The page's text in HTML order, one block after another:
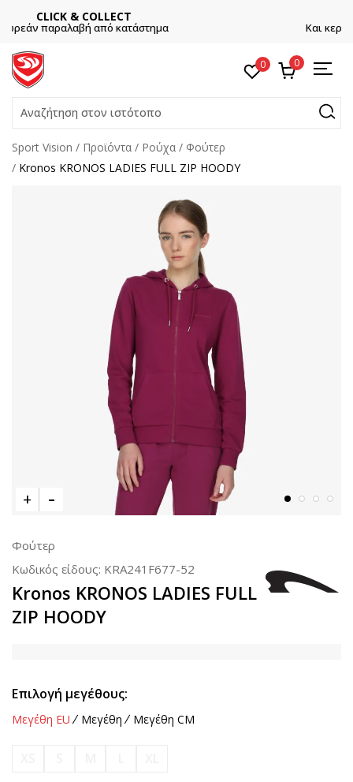
Και κερδίστε -10% με την πρώτη σας αγορά!
0 0
Αναζήτηση στον ιστότοπο
Sport Vision Προϊόντα Ρούχα
Φούτερ
Kronos KRONOS LADIES FULL ZIP HOODY
Φούτερ
Κωδικός είδους: KRA241F677-52
Kronos KRONOS LADIES FULL
ZIP HOODY
Επιλογή μεγέθους:
Μεγέθη EU Μεγέθη Μεγέθη CM